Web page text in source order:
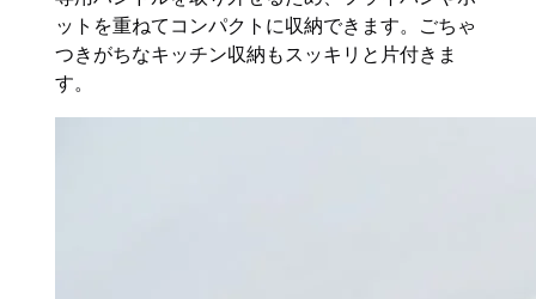
ットを重ねてコンパクトに収納できます。ごちゃ
つきがちなキッチン収納もスッキリと片付きま
す。